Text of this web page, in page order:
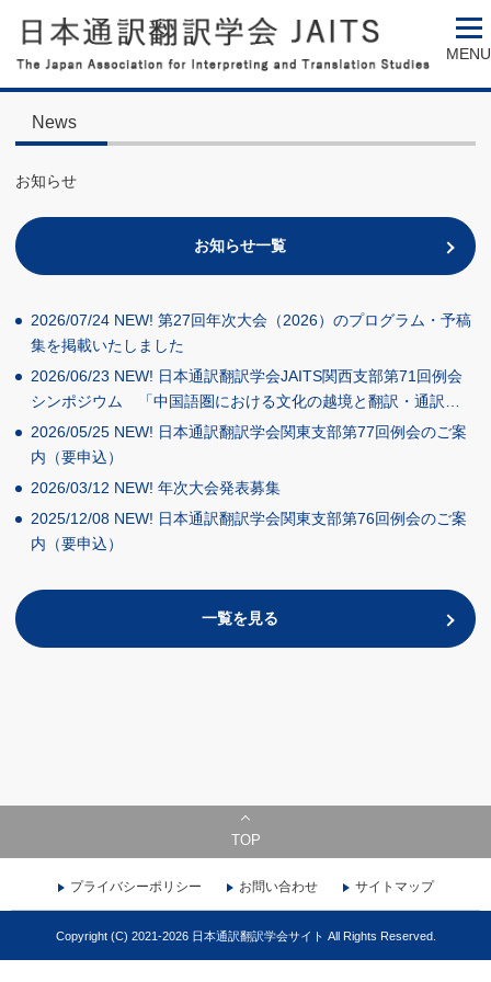
MENU
News
お知らせ
お知らせ一覧
2026/07/24 NEW! 第27回年次大会（2026）のプログラム・予稿
集を掲載いたしました
2026/06/23 NEW! 日本通訳翻訳学会JAITS関西支部第71回例会
シンポジウム 「中国語圏における文化の越境と翻訳・通訳…
2026/05/25 NEW! 日本通訳翻訳学会関東支部第77回例会のご案
内（要申込）
2026/03/12 NEW! 年次大会発表募集
2025/12/08 NEW! 日本通訳翻訳学会関東支部第76回例会のご案
内（要申込）
一覧を見る
TOP
プライバシーポリシー お問い合わせ サイトマップ
Copyright (C) 2021-2026 日本通訳翻訳学会サイト All Rights Reserved.